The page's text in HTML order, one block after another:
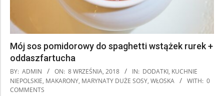
Mój sos pomidorowy do spaghetti wstążek rurek +
oddaszfartucha
2018-
09-
08
BY: ADMIN ON: 8 WRZEŚNIA, 2018 IN: DODATKI, KUCHNIE
NIEPOLSKIE, MAKARONY, MARYNATY DUŻE SOSY, WŁOSKA WITH: 0
COMMENTS